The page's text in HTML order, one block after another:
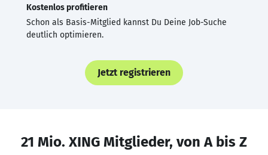
Kostenlos profitieren
Schon als Basis-Mitglied kannst Du Deine Job-Suche
deutlich optimieren.
Jetzt registrieren
21 Mio. XING Mitglieder, von A bis Z